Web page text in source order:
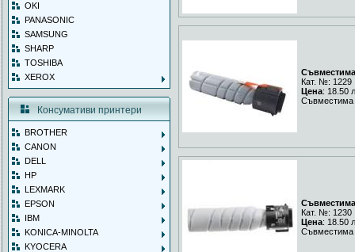
OKI
PANASONIC
SAMSUNG
SHARP
TOSHIBA
XEROX
Консумативи принтери
BROTHER
CANON
DELL
HP
LEXMARK
EPSON
IBM
KONICA-MINOLTA
KYOCERA
Съвместима
Кат. №: 1229
Цена: 18.50
Съвместима
Кат. №: 1230
Цена: 18.50
Съвместима